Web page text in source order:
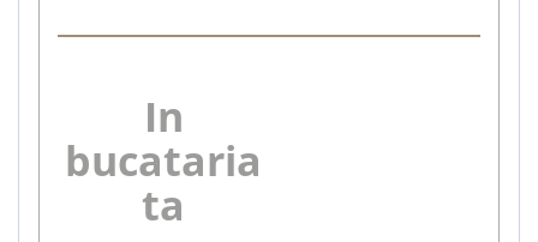
In
bucataria
ta